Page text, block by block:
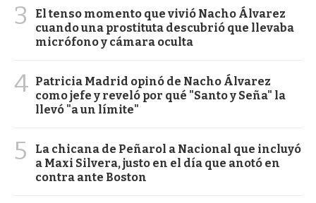
3
El tenso momento que vivió Nacho Álvarez
cuando una prostituta descubrió que llevaba
micrófono y cámara oculta
4 Patricia Madrid opinó de Nacho Álvarez
como jefe y reveló por qué "Santo y Seña" la
llevó "a un límite"
5
La chicana de Peñarol a Nacional que incluyó
a Maxi Silvera, justo en el día que anotó en
contra ante Boston